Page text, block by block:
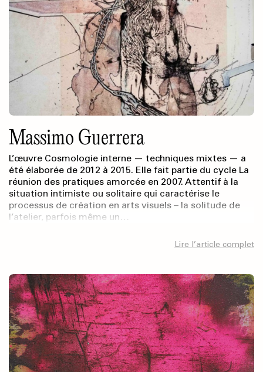
Massimo Guerrera
L’œuvre Cosmologie interne — techniques mixtes — a
été élaborée de 2012 à 2015. Elle fait partie du cycle La
réunion des pratiques amorcée en 2007. Attentif à la
situation intimiste ou solitaire qui caractérise le
processus de création en arts visuels – la solitude de
l’atelier, parfois même un…
Lire l’article complet